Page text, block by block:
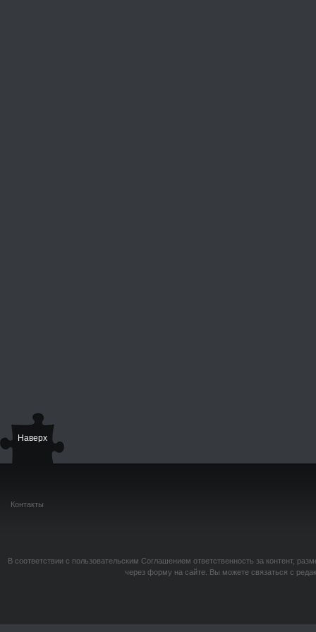
Наверх
Контакты
В соответствии с пользовательским Соглашением ответственность за контент,
через форму на сайте. Вы можете связаться с